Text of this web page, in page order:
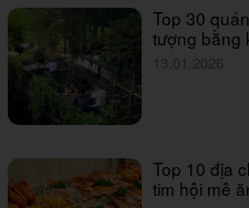
Top 30
tượng bằng
13.01.2026
Top 10 địa
tim hội mê